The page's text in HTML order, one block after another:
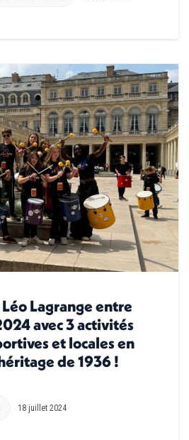
Lagrange entre
avec 3 activités
et locales en
de 1936 !
18 juillet 2024